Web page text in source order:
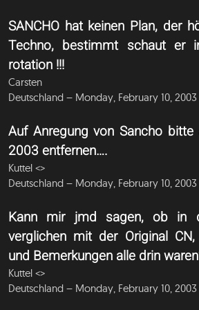
SANCHO hat keinen Plan, der
Techno, bestimmt schaut er
rotation !!!
Carsten
Deutschland – Monday, February 10, 2003
Auf Anregung von Sancho
2003 entfernen….
Kuttel <>
Deutschland – Monday, February 10, 2003
Kann mir jmd sagen, ob in
verglichen mit der Original
und Bemerkungen alle drin
Kuttel <>
Deutschland – Monday, February 10, 2003